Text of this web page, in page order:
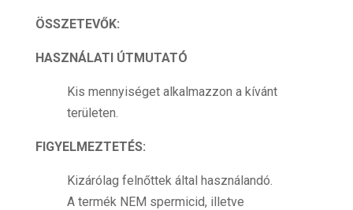
ÖSSZETEVŐK:
HASZNÁLATI ÚTMUTATÓ
Kis mennyiséget alkalmazzon a kívánt
területen.
FIGYELMEZTETÉS:
Kizárólag felnőttek által használandó.
A termék NEM spermicid, illetve